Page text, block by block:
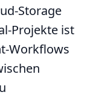
Storage
Projekte ist
Workflows